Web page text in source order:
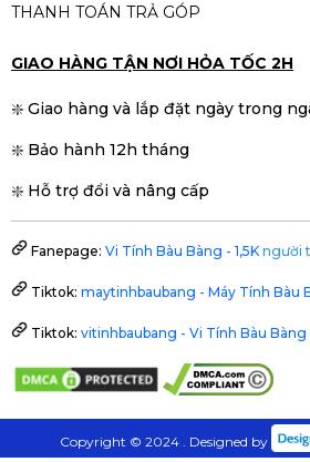
THANH TOÁN TRẢ GÓP
GIAO HÀNG TẬN NƠI HỎA TỐC 2H
❇️ Giao hàng và lắp đặt ngày trong
❇️ Bảo hành 12h tháng
❇️ Hỗ trợ đổi và nâng cấp
Fanepage: Vi Tính Bàu Bàng - 1,5K người
Tiktok: maytinhbaubang - Máy Tính Bàu
Tiktok: vitinhbaubang - Vi Tính Bàu Bàng
Copyright © 2024 . Designed by